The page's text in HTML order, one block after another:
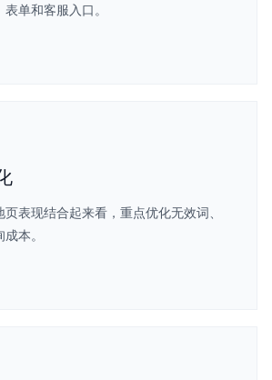
单和客服入口。
表现结合起来看，重点优化无效词、
本。